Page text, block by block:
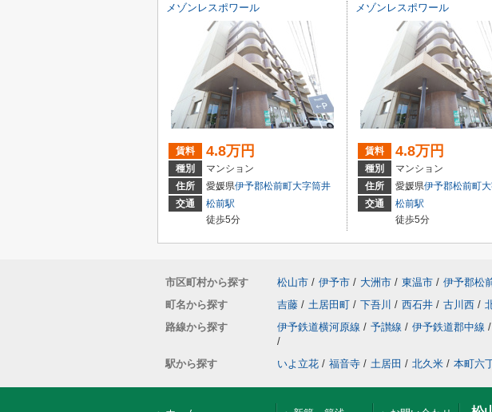
メゾンレスポワール
賃料 4.8万円
種別
マンション
住所
愛媛県伊予郡松前町大字筒井
交通
松前駅
徒歩5分
メゾンレスポワール
賃料 4.8万円
種別
マンション
住所
愛媛県伊予郡松前町
交通
松前駅
徒歩5分
市区町村から探す 松山市 / 伊予市 / 大洲市 / 東温市 / 伊予郡松
町名から探す
吉藤 / 土居田町 / 下吾川 / 西石井 / 古川西 /
路線から探す
伊予鉄道横河原線 / 予讃線 / 伊予鉄道郡中線 /
/
駅から探す
いよ立花 / 福音寺 / 土居田 / 北久米 / 本町六